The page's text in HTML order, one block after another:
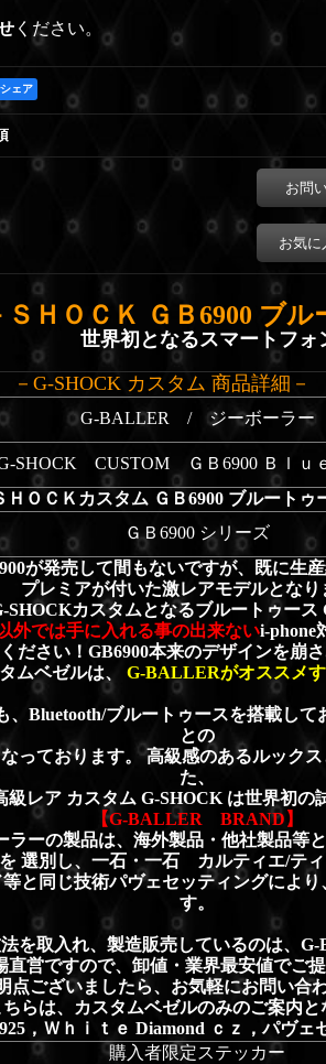
ください。
ェア
お問
お気に
ＳＨＯＣＫ ＧＢ6900 ブ
世界初となるスマートフ
－G-SHOCK カスタム 商品詳細－
G-BALLER / ジーボーラー
SHOCK CUSTOM ＧＢ6900 Ｂｌｕ
ＨＯＣＫカスタム ＧＢ6900 ブルート
ＧＢ6900 シリーズ
が発売して間もないですが、既に生産
プレミアが付いた激レアモデルとなり
SHOCKカスタムとなるブルートゥース
外では手に入れる事の出来ないi-phone
ださい！GB6900本来のデザインを崩
ムベゼルは、
G-BALLERがオススメ
、Bluetooth/ブルートゥースを搭載して
との
っております。 高級感のあるルック
た、
級レア カスタム G-SHOCK は世界初の
【G-BALLER BRAND】
ラーの製品は、海外製品・他社製品等と
選別し、一石・一石 カルティエ/ティ
と同じ技術パヴェセッティングにより
す。
法を取入れ、製造販売しているのは、
直営ですので、卸値・業界最安値でご提
点ございましたら、お気軽にお問い合
ちらは、カスタムベゼルのみのご案内と
，Ｗｈｉｔｅ Diamond ｃｚ，パヴェ
購入者限定ステッカー